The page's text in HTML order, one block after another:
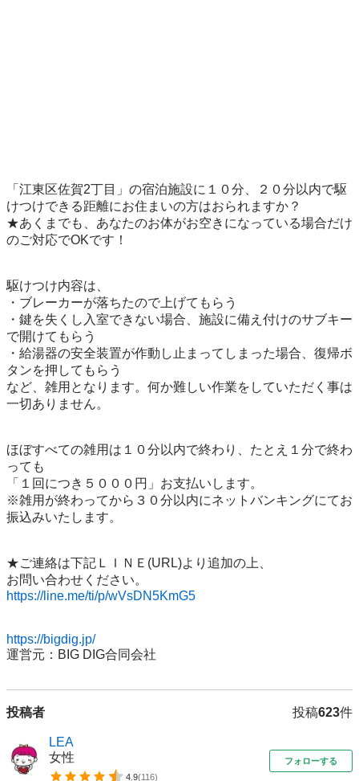
「江東区佐賀2丁目」の宿泊施設に１０分、２０分以内で駆
けつけできる距離にお住まいの方はおられますか？
★あくまでも、あなたのお体がお空きになっている場合だけ
のご対応でOKです！
駆けつけ内容は、
・ブレーカーが落ちたので上げてもらう
・鍵を失くし入室できない場合、施設に備え付けのサブキー
で開けてもらう
・給湯器の安全装置が作動し止まってしまった場合、復帰ボ
タンを押してもらう
など、雑用となります。何か難しい作業をしていただく事は
一切ありません。
ほぼすべての雑用は１０分以内で終わり、たとえ１分で終わ
っても
「１回につき５０００円」お支払いします。
※雑用が終わってから３０分以内にネットバンキングにてお
振込みいたします。
★ご連絡は下記ＬＩＮＥ(URL)より追加の上、
https://line.me/ti/p/wVsDN5KmG5
https://bigdig.jp/
運営元：BIG DIG合同会社
投稿者 投稿623件
LEA
女性
4.9(116)
フォローする